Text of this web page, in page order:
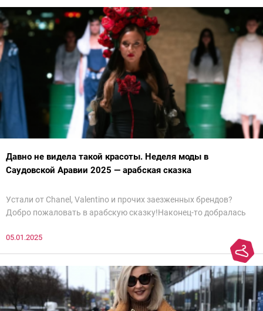
Давно не видела такой красоты. Неделя моды в
Саудовской Аравии 2025 — арабская сказка
Устали от Chanel, Valentino и прочих заезженных брендов?
Добро пожаловать в арабскую сказку!Наконец-то добралась
все и осталась под глубоким впечатлением. Национальный
невероятно красиво.Все стереотипы, какие были у меня насчет
арабских дизайнеров, рассеялись как дым. А столько красоты
сегодня сложно увидеть на других известных неделях
мод.Самое интересное сейчас покажу ?
05.01.2025